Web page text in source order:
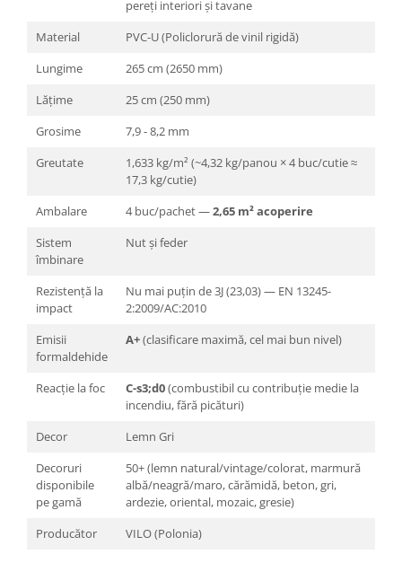
pereți interiori și tavane
Material
PVC-U (Policlorură de vinil rigidă)
Lungime
265 cm (2650 mm)
Lățime
25 cm (250 mm)
Grosime
7,9 - 8,2 mm
Greutate
1,633 kg/m² (~4,32 kg/panou × 4 buc/cutie ≈
17,3 kg/cutie)
Ambalare
4 buc/pachet —2,65 m² acoperire
Sistem
îmbinare
Nut și feder
Rezistență la
impact
Nu mai puțin de 3J (23,03) — EN 13245-
2:2009/AC:2010
Emisii
formaldehide
A+(clasificare maximă, cel mai bun nivel)
Reacție la foc C-s3;d0(combustibil cu contribuție medie la
incendiu, fără picături)
Decor
Lemn Gri
Decoruri
disponibile
pe gamă
50+ (lemn natural/vintage/colorat, marmură
albă/neagră/maro, cărămidă, beton, gri,
ardezie, oriental, mozaic, gresie)
Producător
VILO (Polonia)